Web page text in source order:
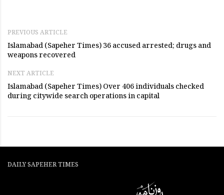
PREVIOUS ARTICLE
Islamabad (Sapeher Times) 36 accused arrested; drugs and
weapons recovered
NEXT ARTICLE
Islamabad (Sapeher Times) Over 406 individuals checked
during citywide search operations in capital
DAILY SAPEHER TIMES